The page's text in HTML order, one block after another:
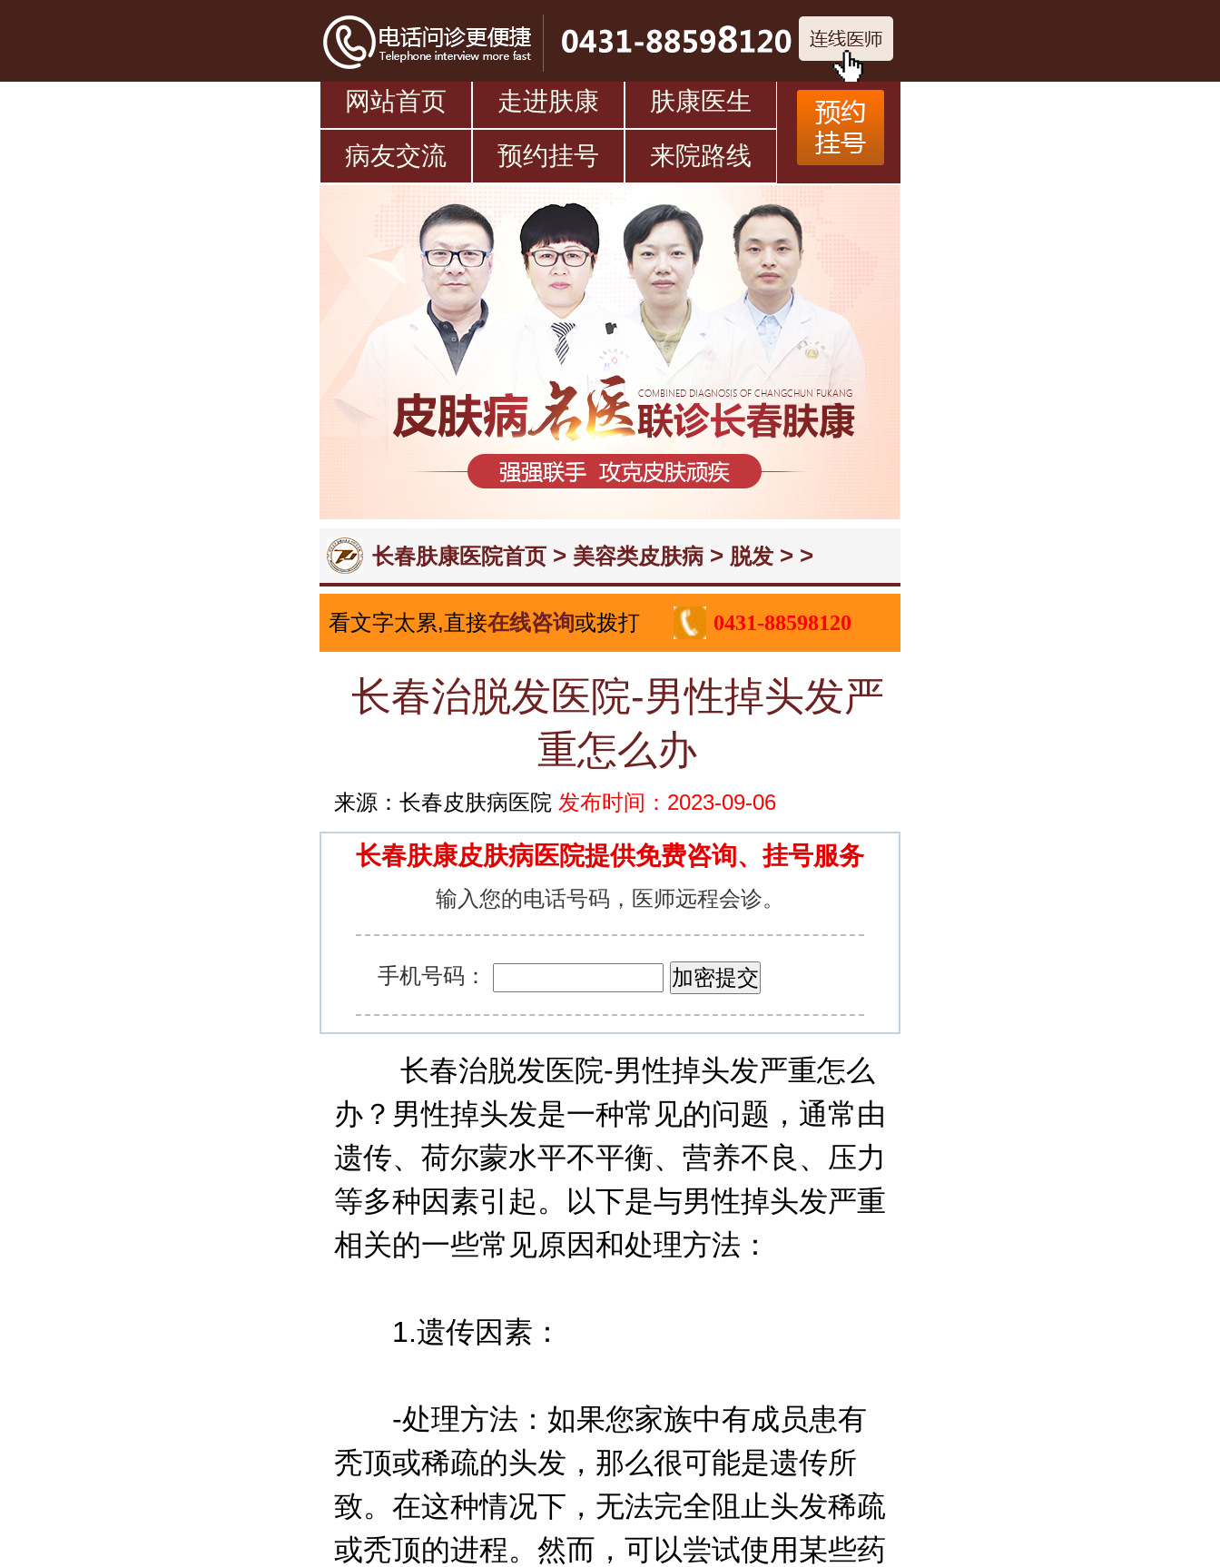
网站首页 走进肤康
肤康医生
病友交流
预约挂号 来院路线
长春肤康医院首页 > 美容类皮肤病 > 脱发 > >
看文字太累,直接在线咨询或拨打 0431-88598120
长春治脱发医院-男性掉头发严
重怎么办
来源：长春皮肤病医院 发布时间：2023-09-06
长春肤康皮肤病医院提供免费咨询、挂号服务
输入您的电话号码，医师远程会诊。
手机号码：
长春治脱发医院-男性掉头发严重怎么
办？男性掉头发是一种常见的问题，通常由
遗传、荷尔蒙水平不平衡、营养不良、压力
等多种因素引起。以下是与男性掉头发严重
相关的一些常见原因和处理方法：
1.遗传因素：
-处理方法：如果您家族中有成员患有
秃顶或稀疏的头发，那么很可能是遗传所
致。在这种情况下，无法完全阻止头发稀疏
或秃顶的进程。然而，可以尝试使用某些药